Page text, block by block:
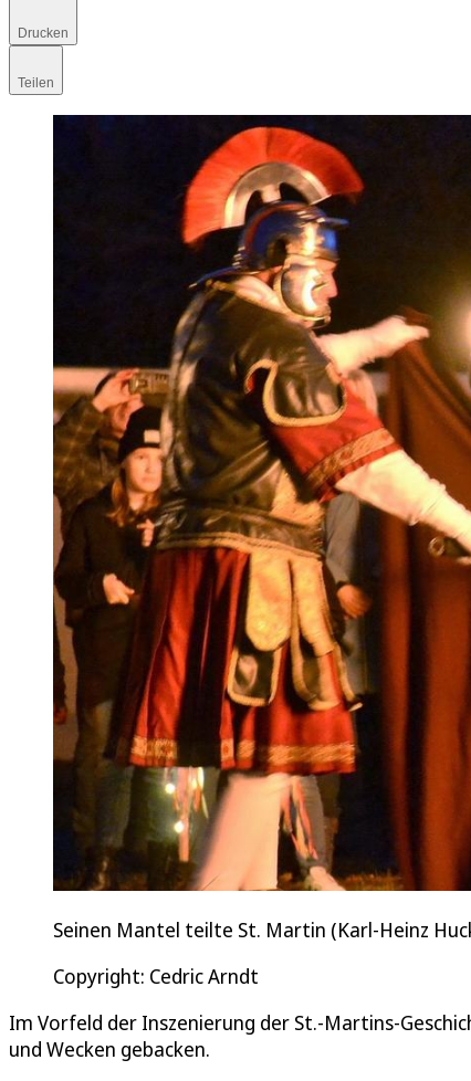
Drucken
Teilen
Seinen Mantel teilte St. Martin (Karl-Heinz
Copyright: Cedric Arndt
Im Vorfeld der Inszenierung der St.-Martins-
und Wecken gebacken.